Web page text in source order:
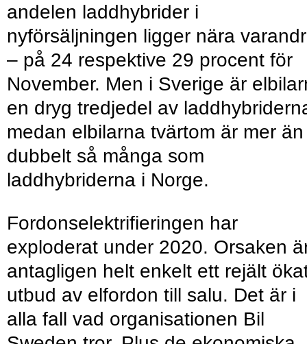
andelen laddhybrider i
nyförsäljningen ligger nära
– på 24 respektive 29 procent för
November. Men i Sverige är
en dryg tredjedel av
medan elbilarna tvärtom är mer än
dubbelt så många som
laddhybriderna i Norge.
Fordonselektrifieringen har
exploderat under 2020. Orsaken
antagligen helt enkelt ett rejält
utbud av elfordon till salu. Det är i
alla fall vad organisationen Bil